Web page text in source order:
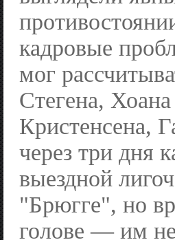
кадровые
мог
Стегена,
Кристенсена,
через три дня
выездной
"Брюгге", но
голове — им